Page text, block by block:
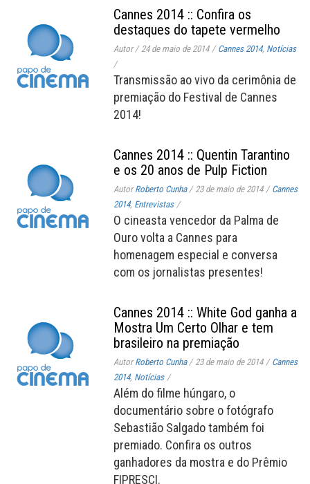
Cannes 2014 :: Confira os
destaques do tapete vermelho
Autor/ 24 de maio de 2014 / Cannes 2014, Notícias
/
Transmissão ao vivo da cerimônia de
premiação do Festival de Cannes
2014!
Cannes 2014 :: Quentin Tarantino
e os 20 anos de Pulp Fiction
AutorRoberto Cunha / 23 de maio de 2014 / Cannes
2014, Entrevistas /
O cineasta vencedor da Palma de
Ouro volta a Cannes para
homenagem especial e conversa
com os jornalistas presentes!
Cannes 2014 :: White God ganha a
Mostra Um Certo Olhar e tem
brasileiro na premiação
AutorRoberto Cunha / 23 de maio de 2014 / Cannes
2014, Notícias /
Além do filme húngaro, o
documentário sobre o fotógrafo
Sebastião Salgado também foi
premiado. Confira os outros
ganhadores da mostra e do Prêmio
FIPRESCI.